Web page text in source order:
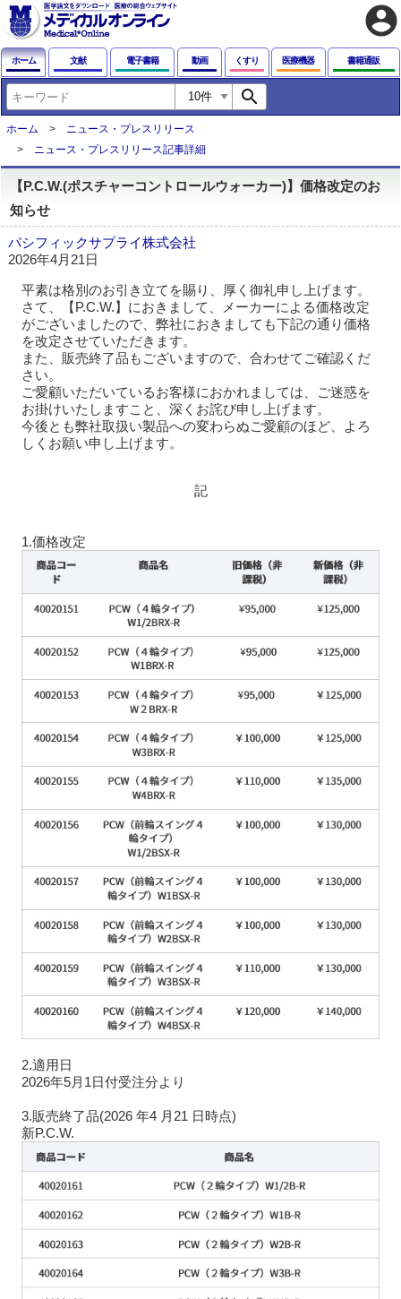
account_circle
ホーム 文献 電子書籍 動画 くすり 医療機器 書籍通販
search
ホーム
ニュース・プレスリリース
ニュース・プレスリリース記事詳細
【P.C.W.(ポスチャーコントロールウォーカー)】価格改定のお
知らせ
パシフィックサプライ株式会社
2026年4月21日
平素は格別のお引き立てを賜り、厚く御礼申し上げます。
さて、【P.C.W.】におきまして、メーカーによる価格改定
がございましたので、弊社におきましても下記の通り価格
を改定させていただきます。
また、販売終了品もございますので、合わせてご確認くだ
さい。
ご愛顧いただいているお客様におかれましては、ご迷惑を
お掛けいたしますこと、深くお詫び申し上げます。
今後とも弊社取扱い製品への変わらぬご愛顧のほど、よろ
しくお願い申し上げます。
記
1.価格改定
2.適用日
2026年5月1日付受注分より
3.販売終了品(2026 年4 月21 日時点)
新P.C.W.